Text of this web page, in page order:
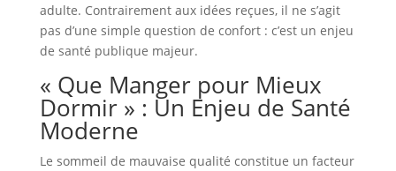
adulte. Contrairement aux idées reçues, il ne s’agit
pas d’une simple question de confort : c’est un enjeu
de santé publique majeur.
« Que Manger pour Mieux
Dormir » : Un Enjeu de Santé
Moderne
Le sommeil de mauvaise qualité constitue un facteur